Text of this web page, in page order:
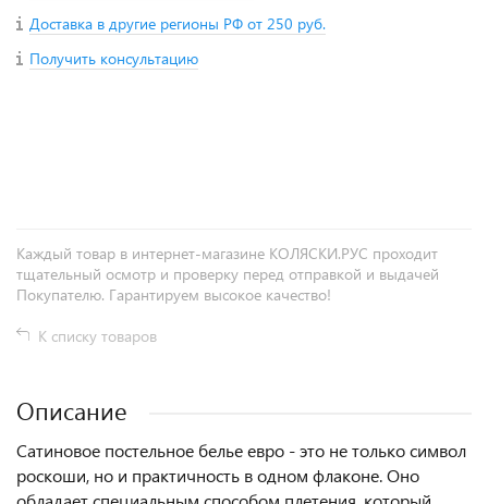
Доставка в другие регионы РФ от 250 руб.
Получить консультацию
Каждый товар в интернет-магазине КОЛЯСКИ.РУС проходит
тщательный осмотр и проверку перед отправкой и выдачей
Покупателю. Гарантируем высокое качество!
К списку товаров
Описание
Сатиновое постельное белье евро - это не только символ
роскоши, но и практичность в одном флаконе. Оно